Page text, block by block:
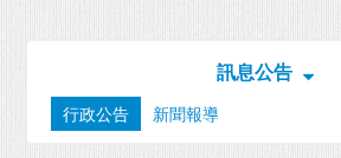
訊息公告
行政公告 新聞報導